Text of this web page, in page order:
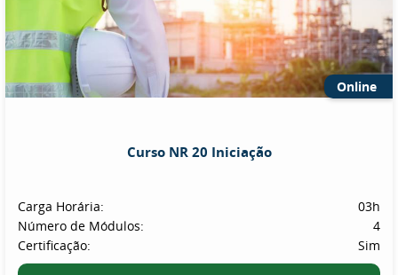
Online
Curso NR 20 Iniciação
Carga Horária:
03h
Número de Módulos:
4
Certificação:
Sim